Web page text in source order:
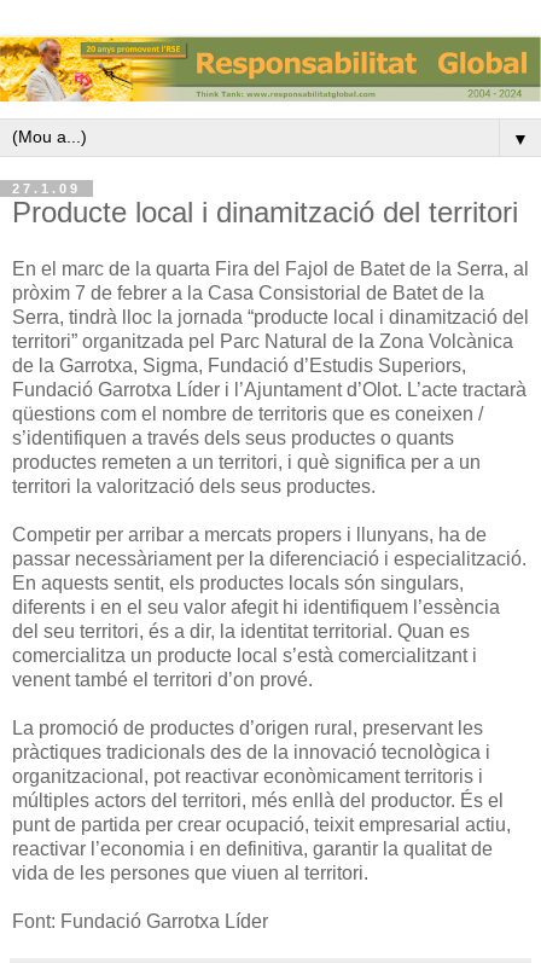
▼
27.1.09
Producte local i dinamització del territori
En el marc de la quarta Fira del Fajol de Batet de la Serra, al
pròxim 7 de febrer a la Casa Consistorial de Batet de la
Serra, tindrà lloc la jornada “producte local i dinamització del
territori” organitzada pel Parc Natural de la Zona Volcànica
de la Garrotxa, Sigma, Fundació d’Estudis Superiors,
Fundació Garrotxa Líder i l’Ajuntament d’Olot. L’acte tractarà
qüestions com el nombre de territoris que es coneixen /
s’identifiquen a través dels seus productes o quants
productes remeten a un territori, i què significa per a un
territori la valorització dels seus productes.
Competir per arribar a mercats propers i llunyans, ha de
passar necessàriament per la diferenciació i especialització.
En aquests sentit, els productes locals són singulars,
diferents i en el seu valor afegit hi identifiquem l’essència
del seu territori, és a dir, la identitat territorial. Quan es
comercialitza un producte local s’està comercialitzant i
venent també el territori d’on prové.
La promoció de productes d’origen rural, preservant les
pràctiques tradicionals des de la innovació tecnològica i
organitzacional, pot reactivar econòmicament territoris i
múltiples actors del territori, més enllà del productor. És el
punt de partida per crear ocupació, teixit empresarial actiu,
reactivar l’economia i en definitiva, garantir la qualitat de
vida de les persones que viuen al territori.
Font: Fundació Garrotxa Líder